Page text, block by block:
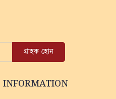
গ্রাহক হোন
INFORMATION